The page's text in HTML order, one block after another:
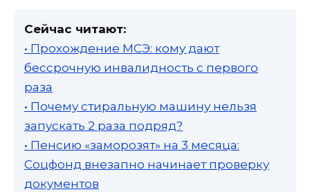
Сейчас читают:
• Прохождение МСЭ: кому дают
бессрочную инвалидность с первого
раза
• Почему стиральную машину нельзя
запускать 2 раза подряд?
• Пенсию «заморозят» на 3 месяца:
Соцфонд внезапно начинает проверку
документов